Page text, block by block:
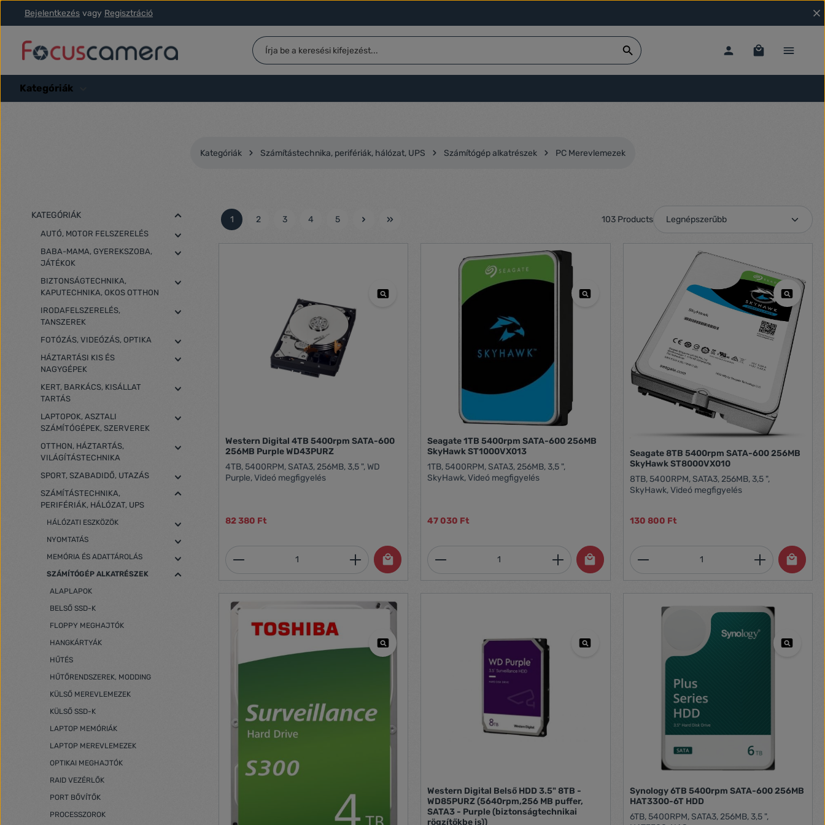
a fő tartalomra
Ugrás a kereséshez
Ugrás a fő navigációhoz
Bejelentkezés vagy Regisztráció
Kategóriák
Kategóriák Számítástechnika, perifériák, hálózat, UPS Számítógép alkatrészek PC Merevlemezek
KATEGÓRIÁK
AUTÓ, MOTOR FELSZERELÉS
BABA-MAMA, GYEREKSZOBA,
JÁTÉKOK
BIZTONSÁGTECHNIKA,
KAPUTECHNIKA, OKOS OTTHON
IRODAFELSZERELÉS,
TANSZEREK
FOTÓZÁS, VIDEÓZÁS, OPTIKA
HÁZTARTÁSI KIS ÉS
NAGYGÉPEK
KERT, BARKÁCS, KISÁLLAT
TARTÁS
LAPTOPOK, ASZTALI
SZÁMÍTÓGÉPEK, SZERVEREK
OTTHON, HÁZTARTÁS,
VILÁGÍTÁSTECHNIKA
SPORT, SZABADIDŐ, UTAZÁS
SZÁMÍTÁSTECHNIKA,
PERIFÉRIÁK, HÁLÓZAT, UPS
HÁLÓZATI ESZKÖZÖK
NYOMTATÁS
MEMÓRIA ÉS ADATTÁROLÁS
SZÁMÍTÓGÉP ALKATRÉSZEK
ALAPLAPOK
BELSŐ SSD-K
FLOPPY MEGHAJTÓK
HANGKÁRTYÁK
HŰTÉS
HŰTŐRENDSZEREK, MODDING
KÜLSŐ MEREVLEMEZEK
KÜLSŐ SSD-K
LAPTOP MEMÓRIÁK
LAPTOP MEREVLEMEZEK
OPTIKAI MEGHAJTÓK
RAID VEZÉRLŐK
PORT BŐVÍTŐK
PROCESSZOROK
Oldal
1
Oldal
2
Oldal
3
Oldal
4
Oldal
5 103 Products
Western Digital 4TB 5400rpm SATA-600
256MB Purple WD43PURZ
4TB, 5400RPM, SATA3, 256MB, 3,5 ", WD
Purple, Videó megfigyelés
82 380 Ft
Termékmennyiség: Adja meg a kívánt mennyiséget, vagy használja a gombokat a
Seagate 1TB 5400rpm SATA-600 256MB
SkyHawk ST1000VX013
1TB, 5400RPM, SATA3, 256MB, 3,5 ",
SkyHawk, Videó megfigyelés
47 030 Ft
Termékmennyiség: Adja meg a kívánt mennyiséget, vagy
Seagate 8TB 5400rpm SATA-600 256MB
SkyHawk ST8000VX010
8TB, 5400RPM, SATA3, 256MB, 3,5 ",
SkyHawk, Videó megfigyelés
130 800 Ft
Termékmennyiség: Adja
Western Digital Belső HDD 3.5" 8TB -
WD85PURZ (5640rpm,256 MB puffer,
SATA3 - Purple (biztonságtechnikai
rögzítőkbe is))
Synology 6TB 5400rpm SATA-600 256MB
HAT3300-6T HDD
6TB, 5400RPM, SATA3, 256MB, 3,5 ",